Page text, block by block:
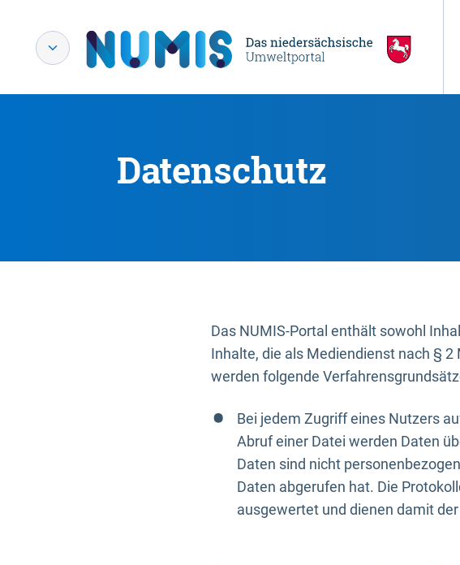
Datenschutz
Das NUMIS-Portal enthält sowohl
Inhalte, die als Mediendienst nach §
werden folgende
Bei jedem Zugriff eines Nutzers
Abruf einer Datei werden Daten
Daten sind nicht
Daten abgerufen hat. Die
ausgewertet und dienen damit